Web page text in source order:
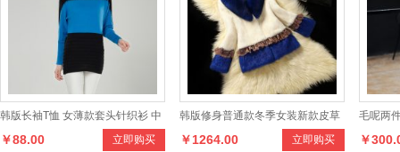
韩版长袖T恤 女薄款套头针织衫 中
长款圆领拼色休闲T恤 立即购买
￥88.00
韩版修身普通款冬季女装新款皮草
外套 立即购买
￥1264.00
毛呢两
￥